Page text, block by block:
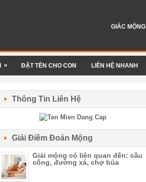
GIẤC MỘNG
» ĐẶT TÊN CHO CON LIÊN HỆ NHANH
Thông Tin Liên Hệ
Giải Điềm Đoán Mộng
Giải mộng có liên quan đến: cầu
cống, đường xá, chợ búa